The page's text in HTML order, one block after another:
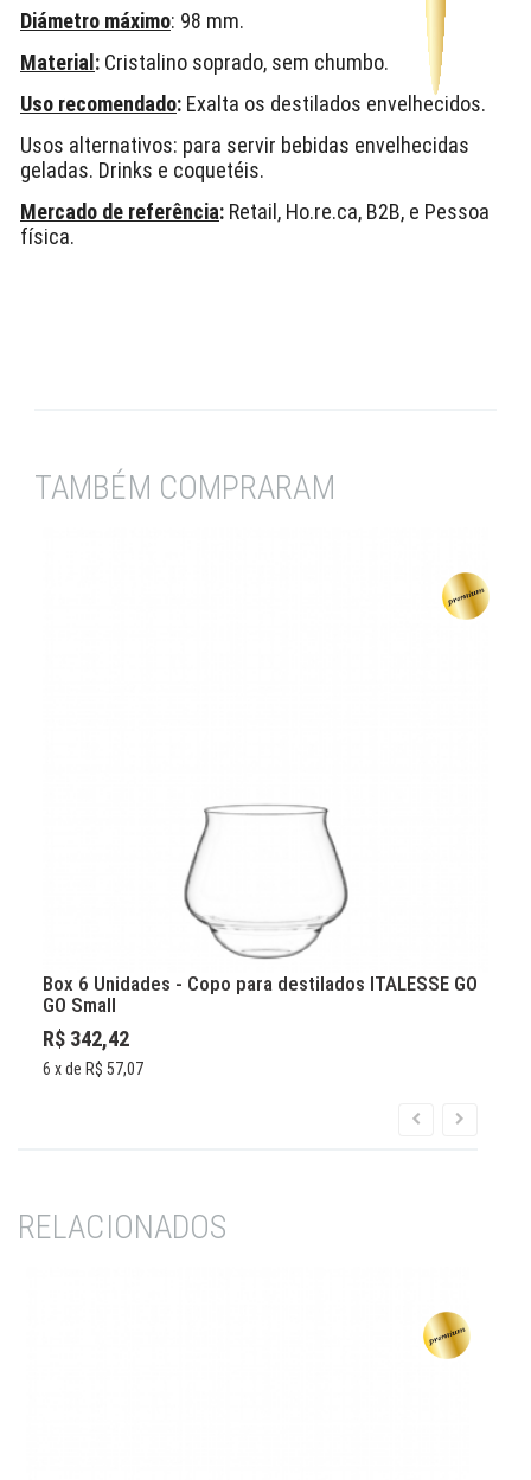
Diámetro máximo: 98 mm.
Material: Cristalino soprado, sem chumbo.
Uso recomendado: Exalta os destilados envelhecidos.
Usos alternativos: para servir bebidas envelhecidas
geladas. Drinks e coquetéis.
Mercado de referência: Retail, Ho.re.ca, B2B, e Pessoa
física.
TAMBÉM COMPRARAM
Box 6 Unidades - Copo para destilados ITALESSE GO
GO Small
R$ 342,42
6 x de R$ 57,07
RELACIONADOS